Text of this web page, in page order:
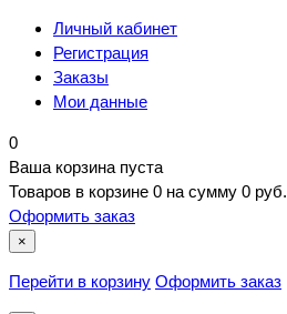
Личный кабинет
Регистрация
Заказы
Мои данные
0
Ваша корзина пуста
Товаров в корзине 0 на сумму 0 руб.
Оформить заказ
×
Перейти в корзину Оформить заказ